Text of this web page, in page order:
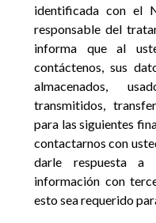
identificada con el
responsable del
informa que al
contáctenos, sus
almacenados,
transmitidos,
para las siguientes
contactarnos con
darle respuesta
información con
esto sea requerido